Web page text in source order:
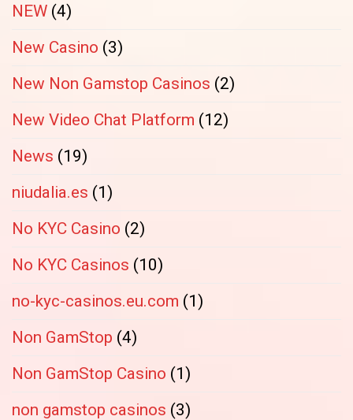
NEW (4)
New Casino (3)
New Non Gamstop Casinos (2)
New Video Chat Platform (12)
News (19)
niudalia.es (1)
No KYC Casino (2)
No KYC Casinos (10)
no-kyc-casinos.eu.com (1)
Non GamStop (4)
Non GamStop Casino (1)
non gamstop casinos (3)